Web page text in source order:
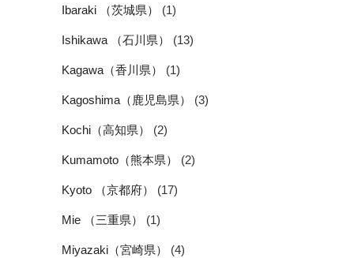
Ibaraki （茨城県） (1)
Ishikawa （石川県） (13)
Kagawa（香川県） (1)
Kagoshima（鹿児島県） (3)
Kochi（高知県） (2)
Kumamoto（熊本県） (2)
Kyoto （京都府） (17)
Mie （三重県） (1)
Miyazaki（宮崎県） (4)